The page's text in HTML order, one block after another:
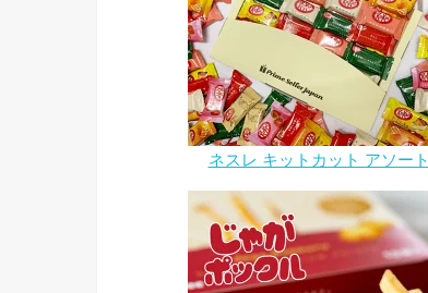
ネスレ キットカット アソート